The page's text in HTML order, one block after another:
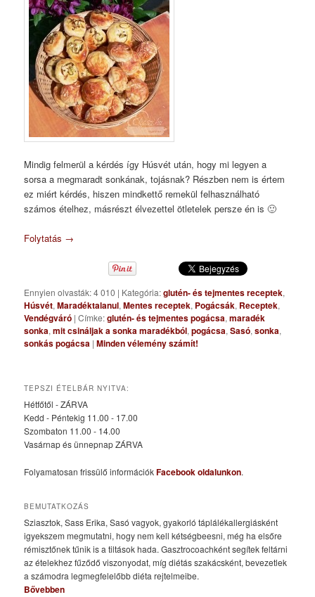
Mindig felmerül a kérdés így Húsvét után, hogy mi legyen a
sorsa a megmaradt sonkának, tojásnak? Részben nem is értem
ez miért kérdés, hiszen mindkettő remekül felhasználható
számos ételhez, másrészt élvezettel ötletelek persze én is 🙂
Folytatás →
Ennyien olvasták: 4 010 | Kategória:glutén- és tejmentes receptek,
Húsvét,Maradéktalanul,Mentes receptek, Pogácsák, Receptek,
Vendégváró |Címke:glutén- és tejmentes pogácsa,maradék
sonka,mit csináljak a sonka maradékból,pogácsa,Sasó,sonka,
sonkás pogácsa |Minden vélemény számít!
TEPSZI ÉTELBÁR NYITVA:
Hétfőtől - ZÁRVA
Kedd - Péntekig 11.00 - 17.00
Szombaton 11.00 - 14.00
Vasárnap és ünnepnap ZÁRVA
Folyamatosan frissülő információkFacebook oldalunkon.
BEMUTATKOZÁS
Sziasztok, Sass Erika, Sasó vagyok, gyakorló táplálékallergiásként
igyekszem megmutatni, hogy nem kell kétségbeesni, még ha elsőre
rémisztőnek tűnik is a tiltások hada. Gasztrocoachként segítek feltárni
az ételekhez fűződő viszonyodat, míg diétás szakácsként, bevezetlek
a számodra legmegfelelőbb diéta rejtelmeibe.
Bővebben